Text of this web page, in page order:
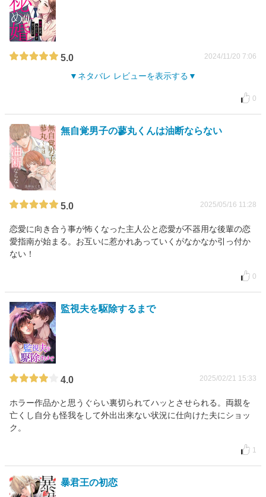
5.0 2024/11/20 7:06
ネタバレ レビューを表示する
0
無自覚男子の蓼丸くんは油断ならない
5.0 2025/05/16 11:28
恋愛に向き合う事が怖くなった主人公と恋愛が不器用な後輩の恋
愛指南が始まる。お互いに惹かれあっていくがなかなか引っ付か
ない！
0
監視夫を駆除するまで
4.0 2025/02/21 15:33
ホラー作品かと思うぐらい裏切られてハッとさせられる。両親を
亡くし自分も怪我をして外出出来ない状況に仕向けた夫にショッ
ク。
1
暴君王の初恋